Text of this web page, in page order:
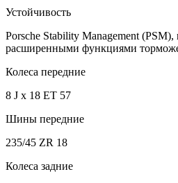
Устойчивость
Porsche Stability Management
расширенными функциями
Колеса передние
8 J x 18 ET 57
Шины передние
235/45 ZR 18
Колеса задние